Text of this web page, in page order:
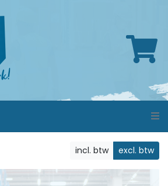
incl. btw excl. btw